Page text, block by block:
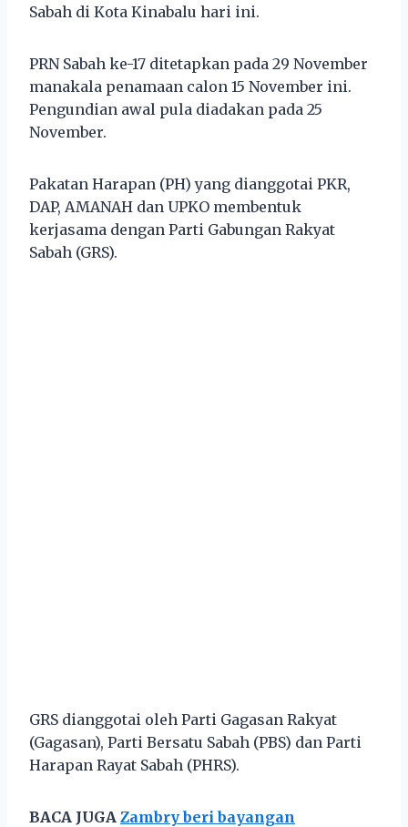
Sabah di Kota Kinabalu hari ini.
PRN Sabah ke-17 ditetapkan pada 29 November
manakala penamaan calon 15 November ini.
Pengundian awal pula diadakan pada 25
November.
Pakatan Harapan (PH) yang dianggotai PKR,
DAP, AMANAH dan UPKO membentuk
kerjasama dengan Parti Gabungan Rakyat
Sabah (GRS).
GRS dianggotai oleh Parti Gagasan Rakyat
(Gagasan), Parti Bersatu Sabah (PBS) dan Parti
Harapan Rayat Sabah (PHRS).
BACA JUGA Zambry beri bayangan